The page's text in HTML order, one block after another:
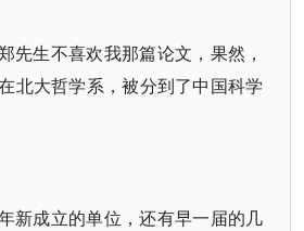
先生不喜欢我那篇论文，果然，
北大哲学系，被分到了中国科学
新成立的单位，还有早一届的几